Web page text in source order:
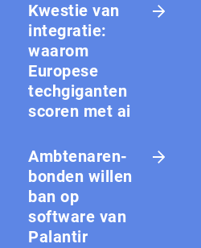
Kwestie van
integratie:
waarom
Europese
techgiganten
scoren met ai
Amb­te­na­ren­
bon­den willen
ban op
software van
Palantir